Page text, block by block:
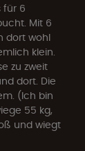
für 6
Mit 6
dort wohl
klein.
zu zweit
dort. Die
(Ich bin
55 kg,
und wiegt